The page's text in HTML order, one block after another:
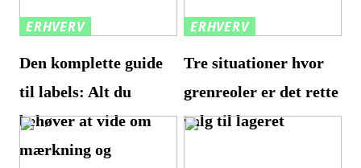
ERHVERV
Den komplette guide
til labels: Alt du
behøver at vide om
mærkning og
ERHVERV
Tre situationer hvor
grenreoler er det rette
valg til lageret